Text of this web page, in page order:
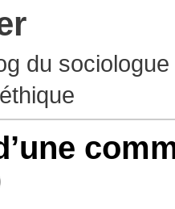
du